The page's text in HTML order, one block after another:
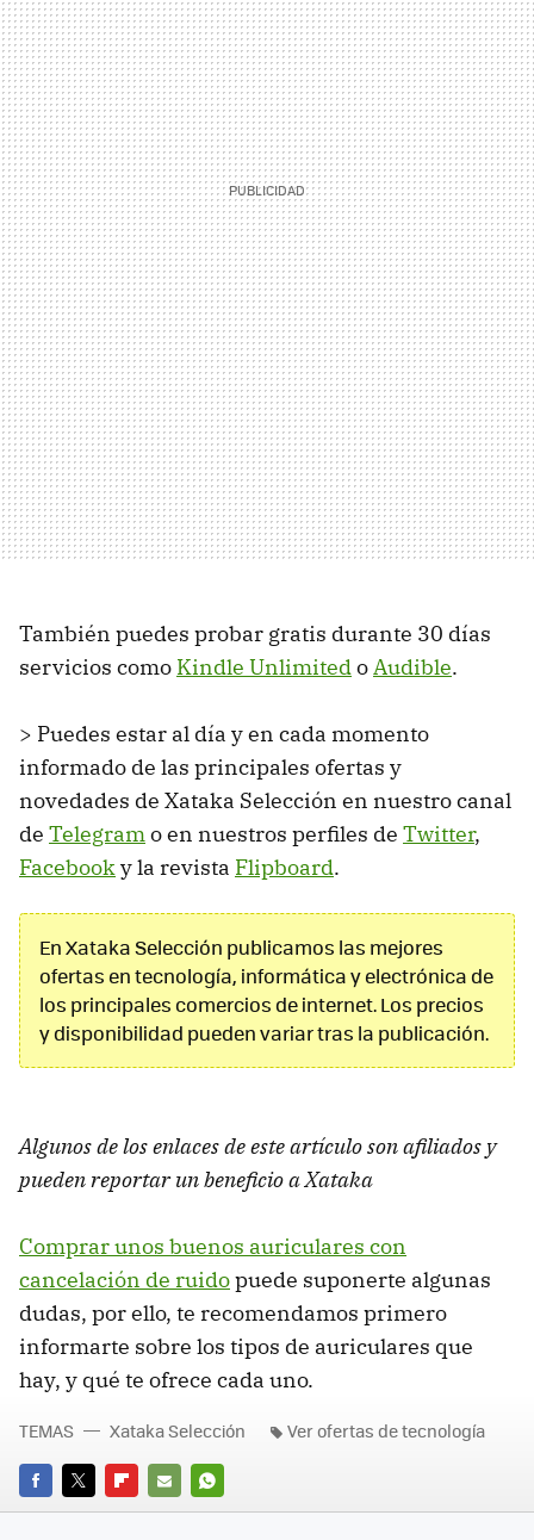
También puedes probar gratis durante 30 días
servicios como Kindle UnlimitedoAudible.
> Puedes estar al día y en cada momento
informado de las principales ofertas y
novedades de Xataka Selección en nuestro canal
de Telegramo en nuestros perfiles de Twitter,
Facebooky la revista Flipboard.
En Xataka Selección publicamos las mejores
ofertas en tecnología, informática y electrónica de
los principales comercios de internet. Los precios
y disponibilidad pueden variar tras la publicación.
Algunos de los enlaces de este artículo son afiliados y
pueden reportar un beneficio a Xataka
Comprar unos buenos auriculares con
cancelación de ruidopuede suponerte algunas
dudas, por ello, te recomendamos primero
informarte sobre los tipos de auriculares que
hay, y qué te ofrece cada uno.
FACEBOOK
TWITTERFLIPBOARD
E-
WHATSAPP
TEMAS Xataka Selección Ver ofertas de tecnología